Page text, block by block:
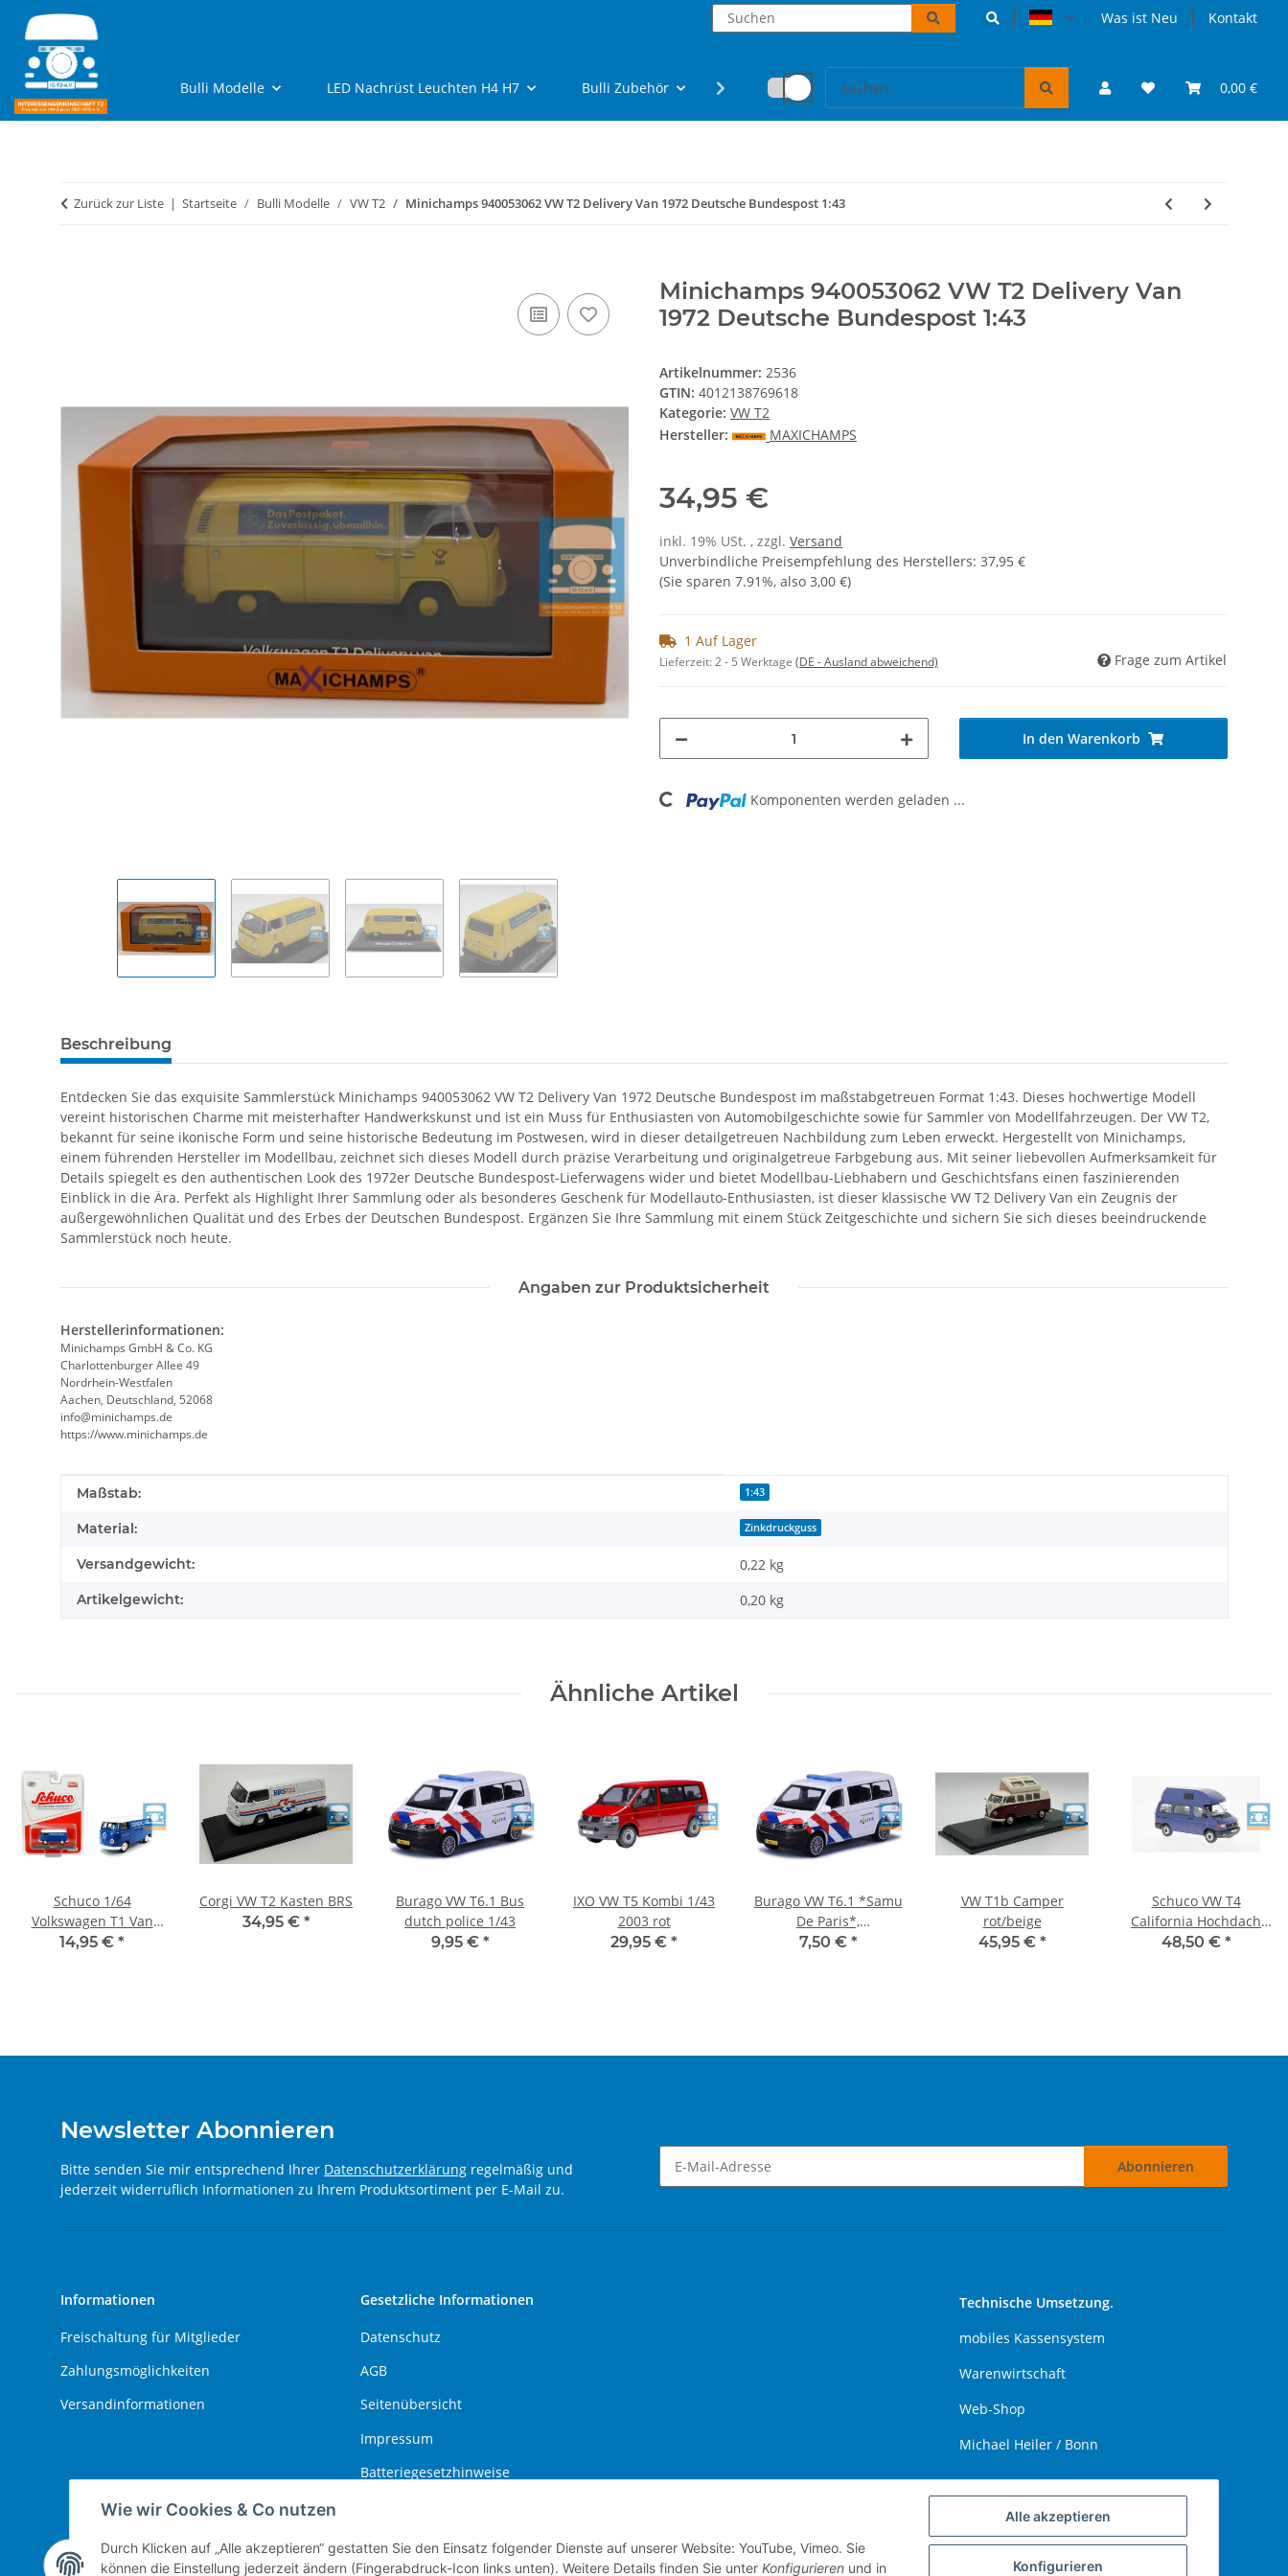
Alle akzeptieren
Konfigurieren
Wie wir Cookies & Co nutzen
Durch Klicken auf „Alle akzeptieren“ gestatten Sie den Einsatz folgender Dienste auf unserer Website: YouTube, Vimeo. Sie
können die Einstellung jederzeit ändern (Fingerabdruck-Icon links unten). Weitere Details finden Sie unter Konfigurieren und in
Was ist Neu Kontakt
0,00 €
Bulli Modelle LED Nachrüst Leuchten H4 H7 Bulli Zubehör Fanartikel Accessoires und Geschenke VW Bulli Puzzles & Bücher
Zurück zur Liste Startseite Bulli Modelle VW T2 Minichamps 940053062 VW T2 Delivery Van 1972 Deutsche Bundespost 1:43
Minichamps 940053062 VW T2 Delivery Van
1972 Deutsche Bundespost 1:43
Artikelnummer: 2536
GTIN: 4012138769618
Kategorie: VW T2
Hersteller:
MAXICHAMPS
34,95 €
inkl. 19% USt. , zzgl. Versand
Unverbindliche Preisempfehlung des Herstellers: 37,95 €
(Sie sparen 7.91%, also 3,00 €)
1 Auf Lager
Lieferzeit:2 - 5 Werktage (DE - Ausland abweichend) Frage zum Artikel
In den Warenkorb
Loading... Komponenten werden geladen ...
Beschreibung
Entdecken Sie das exquisite Sammlerstück Minichamps 940053062 VW T2 Delivery Van 1972 Deutsche Bundespost im maßstabgetreuen Format 1:43. Dieses hochwertige Modell
vereint historischen Charme mit meisterhafter Handwerkskunst und ist ein Muss für Enthusiasten von Automobilgeschichte sowie für Sammler von Modellfahrzeugen. Der VW T2,
bekannt für seine ikonische Form und seine historische Bedeutung im Postwesen, wird in dieser detailgetreuen Nachbildung zum Leben erweckt. Hergestellt von Minichamps,
einem führenden Hersteller im Modellbau, zeichnet sich dieses Modell durch präzise Verarbeitung und originalgetreue Farbgebung aus. Mit seiner liebevollen Aufmerksamkeit für
Details spiegelt es den authentischen Look des 1972er Deutsche Bundespost-Lieferwagens wider und bietet Modellbau-Liebhabern und Geschichtsfans einen faszinierenden
Einblick in die Ära. Perfekt als Highlight Ihrer Sammlung oder als besonderes Geschenk für Modellauto-Enthusiasten, ist dieser klassische VW T2 Delivery Van ein Zeugnis der
außergewöhnlichen Qualität und des Erbes der Deutschen Bundespost. Ergänzen Sie Ihre Sammlung mit einem Stück Zeitgeschichte und sichern Sie sich dieses beeindruckende
Sammlerstück noch heute.
Angaben zur Produktsicherheit
Herstellerinformationen:
Minichamps GmbH & Co. KG
Charlottenburger Allee 49
Nordrhein-Westfalen
Aachen, Deutschland, 52068
info@minichamps.de
https://www.minichamps.de
Produkteigenschaft
Wert
Maßstab: 1:43
Material: Zinkdruckguss
Versandgewicht: 0,22 kg
Artikelgewicht: 0,20 kg
Ähnliche Artikel
Schuco 1/64
Volkswagen T1 Van
*Porsche-Diesel*,
14,95 € *
Corgi VW T2 Kasten BRS
34,95 € *
Burago VW T6.1 Bus
dutch police 1/43
9,95 € *
IXO VW T5 Kombi 1/43
2003 rot
29,95 € *
Burago VW T6.1 *Samu
De Paris*,
white/yellow/blue
7,50 € *
VW T1b Camper
rot/beige
45,95 € *
Schuco VW T4
California Hochdach
blau
48,50 € *
Newsletter Abonnieren
Bitte senden Sie mir entsprechend Ihrer Datenschutzerklärung regelmäßig und
jederzeit widerruflich Informationen zu Ihrem Produktsortiment per E-Mail zu.
Abonnieren
Informationen
Freischaltung für Mitglieder
Zahlungsmöglichkeiten
Versandinformationen
Gesetzliche Informationen
Datenschutz
AGB
Seitenübersicht
Impressum
Batteriegesetzhinweise
Technische Umsetzung.
mobiles Kassensystem
Warenwirtschaft
Web-Shop
Michael Heiler / Bonn